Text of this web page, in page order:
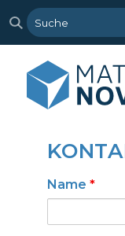
Name *